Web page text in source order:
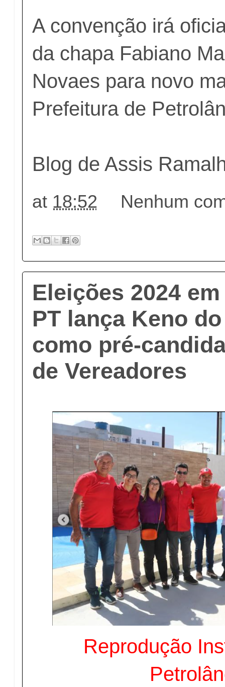
A convenção irá
da chapa Fabiano
Novaes para novo
Prefeitura de
Blog de Assis
at 18:52 Nenhum
Eleições 2024
PT lança Keno
como pré-
de Vereadores
Reprodução